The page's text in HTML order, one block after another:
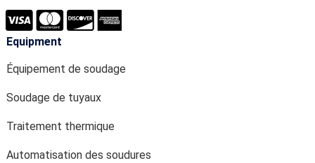
Soudage de tuyaux
Traitement thermique
Automatisation des soudures
Production d'énergie
Équipement spécialisé
Nettoyage cryogénique